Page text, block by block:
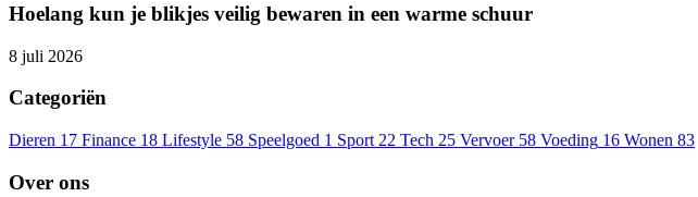
Hoelang kun je blikjes veilig bewaren in een warme schuur
8 juli 2026
Categoriën
Dieren 17 Finance 18 Lifestyle 58 Speelgoed 1 Sport 22 Tech 25 Vervoer 58 Voeding 16 Wonen 83
Over ons